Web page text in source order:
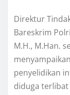
Direktur
Bareskrim
M.H., M.Han.
penyelidikan
diduga